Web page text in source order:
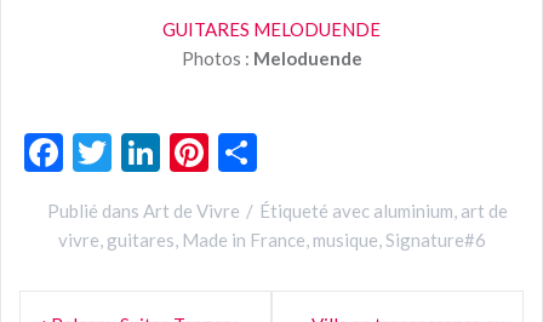
GUITARES MELODUENDE
Photos : Meloduende
F
e
o
T
itt
Li
ke
n
Pi
er
ar
ta
Publié dans Art de Vivre Étiqueté avec aluminium, art de
vivre, guitares, Made in France, musique,Signature#6
Navigation